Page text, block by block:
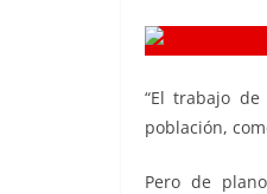
“El trabajo
población,
Pero de